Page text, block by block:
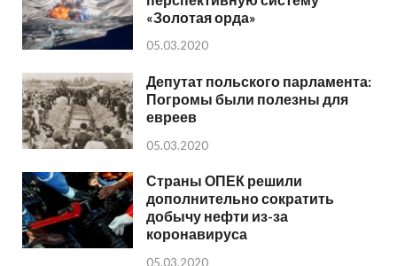
«Золотая орда»
05.03.2020
Депутат польского парламента:
Погромы были полезны для
евреев
05.03.2020
Страны ОПЕК решили
дополнительно сократить
добычу нефти из-за
коронавируса
05.03.2020